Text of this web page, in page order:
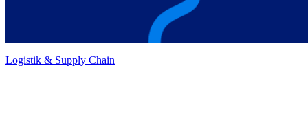
Logistik & Supply Chain